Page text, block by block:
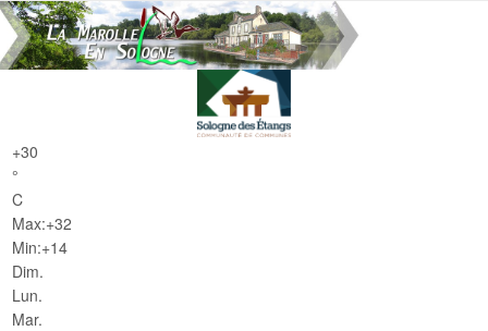
Passer
vers
le
+30
°
C
Max:+32
Min:+14
Dim.
Lun.
Mar.